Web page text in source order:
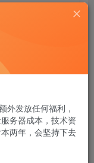
外发放任何福利，
务器成本，技术资
两年，会坚持下去